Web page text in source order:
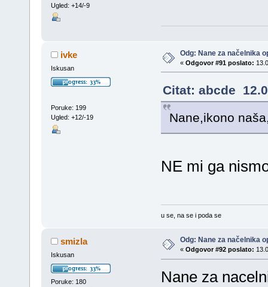
Ugled: +14/-9
ivke
Iskusan
Poruke: 199
Ugled: +12/-19
Odg: Nane za načelnika
« Odgovor #91 poslato:
Citat: abcde
Nane,ikono
NE mi ga
u se, na se i poda se
smizla
Iskusan
Poruke: 180
Odg: Nane za načelnika
« Odgovor #92 poslato:
Nane za